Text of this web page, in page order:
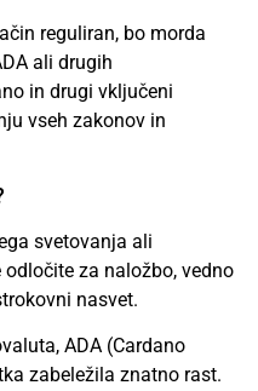
reguliran, bo morda
ali drugih
in drugi vključeni
vseh zakonov in
svetovanja ali
za naložbo, vedno
nasvet.
ADA (Cardano
zabeležila znatno rast.